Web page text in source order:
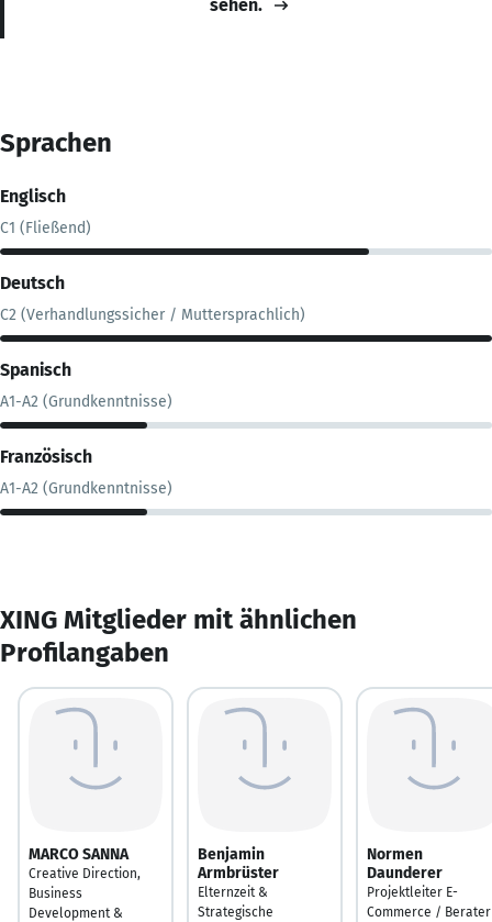
sehen.
Sprachen
Englisch
C1 (Fließend)
Deutsch
C2 (Verhandlungssicher / Muttersprachlich)
Spanisch
A1-A2 (Grundkenntnisse)
Französisch
A1-A2 (Grundkenntnisse)
XING Mitglieder mit ähnlichen
Profilangaben
MARCO SANNA
Creative Direction,
Business
Development &
Benjamin
Armbrüster
Elternzeit &
Strategische
Normen
Daunderer
Projektleiter E-
Commerce / Berater